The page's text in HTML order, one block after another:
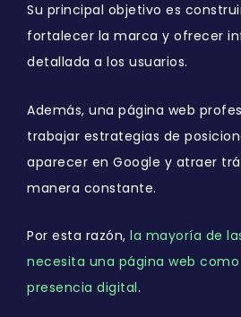
Su principal objetivo es
fortalecer la marca y ofrecer
detallada a los usuarios.
Además, una página web
trabajar estrategias de
aparecer en Google y atraer
manera constante.
Por esta razón, la mayoría de
necesita una página web como
presencia digital.